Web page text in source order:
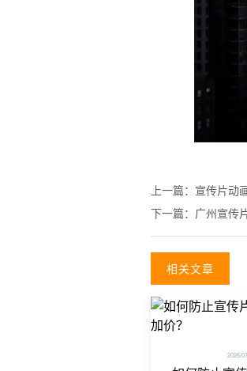
上一篇： 宣传片动
下一篇： 广州宣传
相关文章
2026/